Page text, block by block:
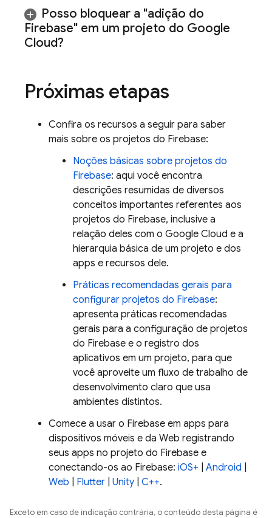
Posso bloquear a "adição do
Firebase" em um projeto do Google
Cloud?
Próximas etapas
Confira os recursos a seguir para saber
mais sobre os projetos do Firebase:
Noções básicas sobre projetos do
Firebase: aqui você encontra
descrições resumidas de diversos
conceitos importantes referentes aos
projetos do Firebase, inclusive a
relação deles com o Google Cloud e a
hierarquia básica de um projeto e dos
apps e recursos dele.
Práticas recomendadas gerais para
configurar projetos do Firebase:
apresenta práticas recomendadas
gerais para a configuração de projetos
do Firebase e o registro dos
aplicativos em um projeto, para que
você aproveite um fluxo de trabalho de
desenvolvimento claro que usa
ambientes distintos.
Comece a usar o Firebase em apps para
dispositivos móveis e da Web registrando
seus apps no projeto do Firebase e
conectando-os ao Firebase: iOS+ Android
Web
Flutter Unity C++.
Exceto em caso de indicação contrária, o conteúdo desta página é